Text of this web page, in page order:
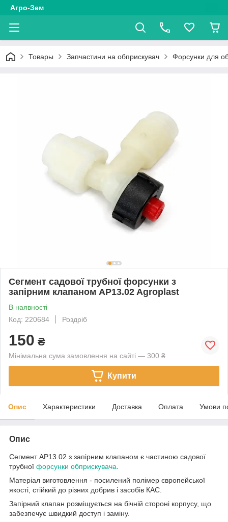
Агро-Зем
Товары Запчастини на обприскувач Форсунки для
Сегмент садової трубної форсунки з
запірним клапаном AP13.02 Agroplast
В наявності
Код: 220684
Роздріб
150 ₴
Мінімальна сума замовлення на сайті — 300 ₴
Купити
Опис Характеристики Доставка Оплата Умови
Опис
Сегмент AP13.02 з запірним клапаном є частиною садової
трубної форсунки обприскувача
Матеріал виготовлення - посилений полімер європейської
якості, стійкий до різних добрив і засобів КАС.
Запірний клапан розміщується на бічній стороні корпусу, що
забезпечує швидкий доступ і заміну.